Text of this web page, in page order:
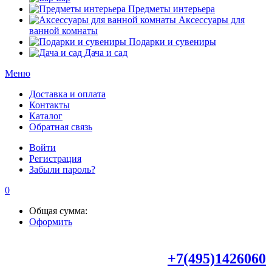
Предметы интерьера
Аксессуары для
ванной комнаты
Подарки и сувениры
Дача и сад
Меню
Доставка и оплата
Контакты
Каталог
Обратная связь
Войти
Регистрация
Забыли пароль?
0
Общая сумма:
Оформить
+7(495)1426060